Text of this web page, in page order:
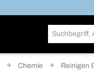
Chemie Reinigen